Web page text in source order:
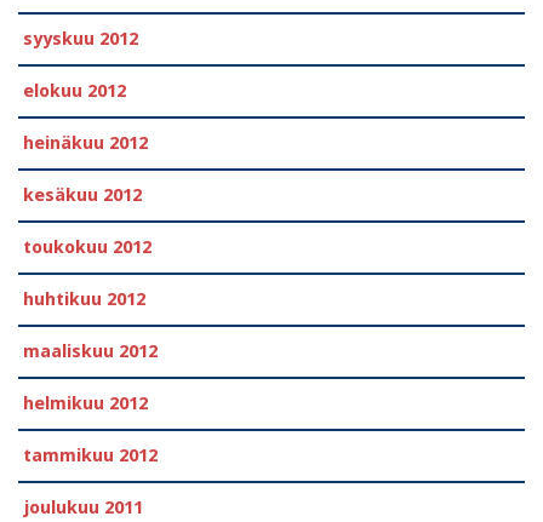
syyskuu 2012
elokuu 2012
heinäkuu 2012
kesäkuu 2012
toukokuu 2012
huhtikuu 2012
maaliskuu 2012
helmikuu 2012
tammikuu 2012
joulukuu 2011